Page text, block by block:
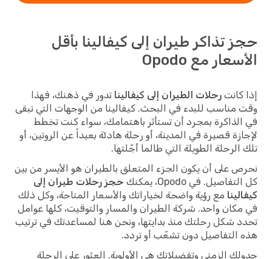
حجز تذاكر طيران إلى كيفالينا بأقل
الأسعار مع Opodo
إذا كانت رحلات الطيران إلى كيفالينا تدور في ذهنك، فهذا
وقت مناسب للبدء في البحث. كيفالينا من الوجهات التي تبقى
في الذاكرة بمجرد أن تستأثر باهتمامك، سواء كنت تخطط
لإجازة قصيرة في المدينة، أو رحلة هادئة بعيداً عن الروتين، أو
تلك الرحلة الطويلة التي طالما أجّلتها.
نحرص على أن يكون الجزء المتعلق بالطيران هو الأيسر من بين
كل التفاصيل. في Opodo، يمكنك
حجز رحلات طيران إلى
كيفالينا مع رؤية واضحة لخياراتك والأسعار المتاحة، وكل ذلك
في مكان واحد. شركة الطيران والمسار والتوقيت، كلها عوامل
تحدد شكل رحلتك منذ بدايتها، ونحن هنا لمساعدتك في ترتيب
هذه التفاصيل دون تشعّب أو تردد.
جدولك الزمني وتفضيلاتك هي الأولوية. العثور على الرحلة